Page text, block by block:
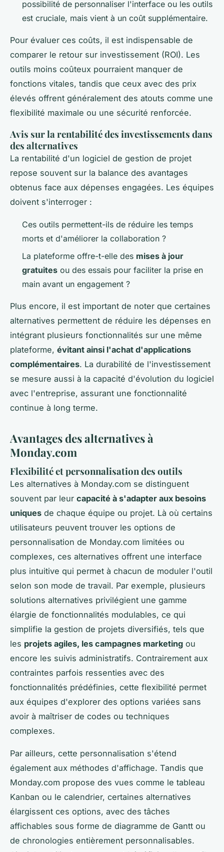
possibilité de personnaliser l'interface ou les outils
est cruciale, mais vient à un coût supplémentaire.
Pour évaluer ces coûts, il est indispensable de
comparer le retour sur investissement (ROI). Les
outils moins coûteux pourraient manquer de
fonctions vitales, tandis que ceux avec des prix
élevés offrent généralement des atouts comme une
flexibilité maximale ou une sécurité renforcée.
Avis sur la rentabilité des investissements dans
des alternatives
La rentabilité d'un logiciel de gestion de projet
repose souvent sur la balance des avantages
obtenus face aux dépenses engagées. Les équipes
doivent s'interroger :
Ces outils permettent-ils de réduire les temps
morts et d'améliorer la collaboration ?
La plateforme offre-t-elle des mises à jour
gratuites ou des essais pour faciliter la prise en
main avant un engagement ?
Plus encore, il est important de noter que certaines
alternatives permettent de réduire les dépenses en
intégrant plusieurs fonctionnalités sur une même
plateforme, évitant ainsi l'achat d'applications
complémentaires. La durabilité de l'investissement
se mesure aussi à la capacité d'évolution du logiciel
avec l'entreprise, assurant une fonctionnalité
continue à long terme.
Avantages des alternatives à
Monday.com
Flexibilité et personnalisation des outils
Les alternatives à Monday.com se distinguent
souvent par leur capacité à s'adapter aux besoins
uniques de chaque équipe ou projet. Là où certains
utilisateurs peuvent trouver les options de
personnalisation de Monday.com limitées ou
complexes, ces alternatives offrent une interface
plus intuitive qui permet à chacun de moduler l'outil
selon son mode de travail. Par exemple, plusieurs
solutions alternatives privilégient une gamme
élargie de fonctionnalités modulables, ce qui
simplifie la gestion de projets diversifiés, tels que
les projets agiles, les campagnes marketing ou
encore les suivis administratifs. Contrairement aux
contraintes parfois ressenties avec des
fonctionnalités prédéfinies, cette flexibilité permet
aux équipes d'explorer des options variées sans
avoir à maîtriser de codes ou techniques
complexes.
Par ailleurs, cette personnalisation s'étend
également aux méthodes d'affichage. Tandis que
Monday.com propose des vues comme le tableau
Kanban ou le calendrier, certaines alternatives
élargissent ces options, avec des tâches
affichables sous forme de diagramme de Gantt ou
de chronologies entièrement personnalisables.